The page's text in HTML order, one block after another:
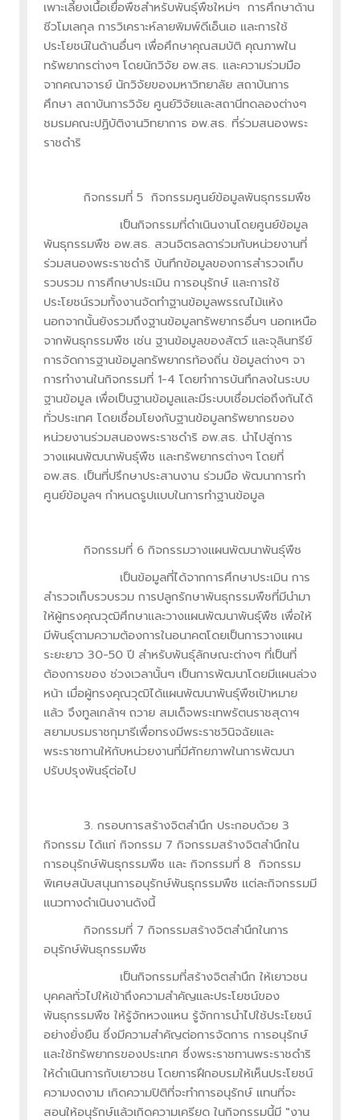
เพาะเลี้ยงเนื้อเยื่อพืชสำหรับพันธุ์พืชใหม่ๆ การศึกษาด้าน
ชีวโมเลกุล การวิเคราะห์ลายพิมพ์ดีเอ็นเอ และการใช้
ประโยชน์ในด้านอื่นๆ เพื่อศึกษาคุณสมบัติ คุณภาพใน
ทรัพยากรต่างๆ โดยนักวิจัย อพ.สธ. และความร่วมมือ
จากคณาจารย์ นักวิจัยของมหาวิทยาลัย สถาบันการ
ศึกษา สถาบันการวิจัย ศูนย์วิจัยและสถานีทดลองต่างๆ
ชมรมคณะปฏิบัติงานวิทยาการ อพ.สธ. ที่ร่วมสนองพระ
ราชดำริ
กิจกรรมที่ 5 กิจกรรมศูนย์ข้อมูลพันธุกรรมพืช
เป็นกิจกรรมที่ดำเนินงานโดยศูนย์ข้อมูล
พันธุกรรมพืช อพ.สธ. สวนจิตรลดาร่วมกับหน่วยงานที่
ร่วมสนองพระราชดำริ บันทึกข้อมูลของการสำรวจเก็บ
รวบรวม การศึกษาประเมิน การอนุรักษ์ และการใช้
ประโยชน์รวมทั้งงานจัดทำฐานข้อมูลพรรณไม้แห้ง
นอกจากนั้นยังรวมถึงฐานข้อมูลทรัพยากรอื่นๆ นอกเหนือ
จากพันธุกรรมพืช เช่น ฐานข้อมูลของสัตว์ และจุลินทรีย์
การจัดการฐานข้อมูลทรัพยากรท้องถิ่น ข้อมูลต่างๆ จา
การทำงานในกิจกรรมที่ 1-4 โดยทำการบันทึกลงในระบบ
ฐานข้อมูล เพื่อเป็นฐานข้อมูลและมีระบบเชื่อมต่อถึงกันได้
ทั่วประเทศ โดยเชื่อมโยงกับฐานข้อมูลทรัพยากรของ
หน่วยงานร่วมสนองพระราชดำริ อพ.สธ. นำไปสู่การ
วางแผนพัฒนาพันธุ์พืช และทรัพยากรต่างๆ โดยที่
อพ.สธ. เป็นที่ปรึกษาประสานงาน ร่วมมือ พัฒนาการทำ
ศูนย์ข้อมูลฯ กำหนดรูปแบบในการทำฐานข้อมูล
กิจกรรมที่ 6 กิจกรรมวางแผนพัฒนาพันธุ์พืช
เป็นข้อมูลที่ได้จากการศึกษาประเมิน การ
สำรวจเก็บรวบรวม การปลูกรักษาพันธุกรรมพืชที่มีนำมา
ให้ผู้ทรงคุณวุฒิศึกษาและวางแผนพัฒนาพันธุ์พืช เพื่อให้
มีพันธุ์ตามความต้องการในอนาคตโดยเป็นการวางแผน
ระยะยาว 30-50 ปี สำหรับพันธุ์ลักษณะต่างๆ ที่เป็นที่
ต้องการของ ช่วงเวลานั้นๆ เป็นการพัฒนาโดยมีแผนล่วง
หน้า เมื่อผู้ทรงคุณวุฒิได้แผนพัฒนาพันธุ์พืชเป้าหมาย
แล้ว จึงทูลเกล้าฯ ถวาย สมเด็จพระเทพรัตนราชสุดาฯ
สยามบรมราชกุมารีเพื่อทรงมีพระราชวินิจฉัยและ
พระราชทานให้กับหน่วยงานที่มีศักยภาพในการพัฒนา
ปรับปรุงพันธุ์ต่อไป
3. กรอบการสร้างจิตสำนึก ประกอบด้วย 3
กิจกรรม ได้แก่ กิจกรรม 7 กิจกรรมสร้างจิตสำนึกใน
การอนุรักษ์พันธุกรรมพืช และ กิจกรรมที่ 8 กิจกรรม
พิเศษสนับสนุนการอนุรักษ์พันธุกรรมพืช แต่ละกิจกรรมมี
แนวทางดำเนินงานดังนี้
กิจกรรมที่ 7 กิจกรรมสร้างจิตสำนึกในการ
อนุรักษ์พันธุกรรมพืช
เป็นกิจกรรมที่สร้างจิตสำนึก ให้เยาวชน
บุคคลทั่วไปให้เข้าถึงความสำคัญและประโยชน์ของ
พันธุกรรมพืช ให้รู้จักหวงแหน รู้จักการนำไปใช้ประโยชน์
อย่างยั่งยืน ซึ่งมีความสำคัญต่อการจัดการ การอนุรักษ์
และใช้ทรัพยากรของประเทศ ซึ่งพระราชทานพระราชดำริ
ให้ดำเนินการกับเยาวชน โดยการฝึกอบรมให้เห็นประโยชน์
ความงดงาม เกิดความปิติที่จะทำการอนุรักษ์ แทนที่จะ
สอนให้อนุรักษ์แล้วเกิดความเครียด ในกิจกรรมนี้มี "งาน